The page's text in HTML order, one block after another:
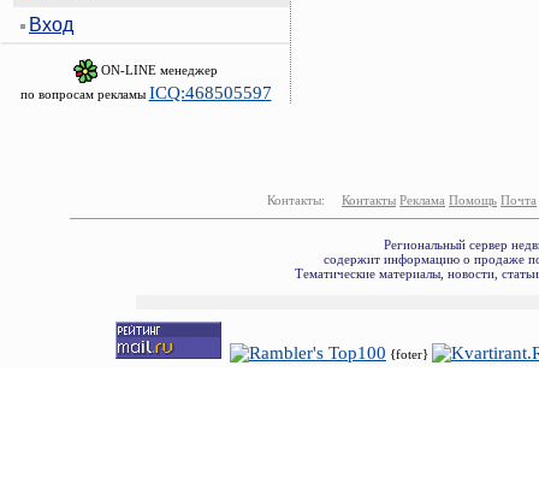
Вход
ON-LINE менеджер
по вопросам рекламы ICQ:468505597
Контакты: Контакты Реклама Помощь Почта
Региональный сервер
содержит информацию о продаже
Тематические материалы, новости,
{foter}